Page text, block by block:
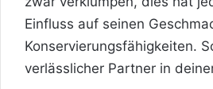
Einfluss auf seinen
Konservierungsfähigkeiten.
verlässlicher Partner in